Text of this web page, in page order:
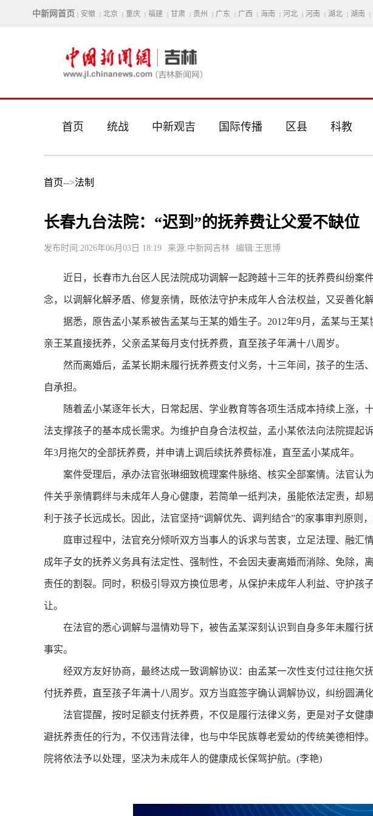
中新网首页 | 安徽 | 北京 | 重庆 | 福建 | 甘肃 | 贵州 | 广东 | 广西 | 海南 | 河北 | 河南 | 湖北 | 湖南 |
首页 统战 中新观吉 国际传播 区县 科教
首页-->法制
长春九台法院：“迟到”的抚养费让父爱不缺位
发布时间:2026年06月03日 18:19 来源:中新网吉林 编辑:王思博
近日，长春市九台区人民法院成功调解一起跨越十三年的抚养费纠纷案
念，以调解化解矛盾、修复亲情，既依法守护未成年人合法权益，又妥善化解
据悉，原告孟小某系被告孟某与王某的婚生子。2012年9月，孟某与王某
亲王某直接抚养，父亲孟某每月支付抚养费，直至孩子年满十八周岁。
然而离婚后，孟某长期未履行抚养费支付义务，十三年间，孩子的生活
自承担。
随着孟小某逐年长大，日常起居、学业教育等各项生活成本持续上涨，
法支撑孩子的基本成长需求。为维护自身合法权益，孟小某依法向法院提起
年3月拖欠的全部抚养费，并申请上调后续抚养费标准，直至孟小某成年。
案件受理后，承办法官张琳细致梳理案件脉络、核实全部案情。法官认
件关乎亲情羁绊与未成年人身心健康，若简单一纸判决，虽能依法定责，却
利于孩子长远成长。因此，法官坚持“调解优先、调判结合”的家事审判原则
庭审过程中，法官充分倾听双方当事人的诉求与苦衷，立足法理、融汇
成年子女的抚养义务具有法定性、强制性，不会因夫妻离婚而消除、免除，
责任的割裂。同时，积极引导双方换位思考，从保护未成年人利益、守护孩
让。
在法官的悉心调解与温情劝导下，被告孟某深刻认识到自身多年未履行
事实。
经双方友好协商，最终达成一致调解协议：由孟某一次性支付过往拖欠抚
付抚养费，直至孩子年满十八周岁。双方当庭签字确认调解协议，纠纷圆满
法官提醒，按时足额支付抚养费，不仅是履行法律义务，更是对子女健
避抚养责任的行为，不仅违背法律，也与中华民族尊老爱幼的传统美德相悖
院将依法予以处理，坚决为未成年人的健康成长保驾护航。(李艳)